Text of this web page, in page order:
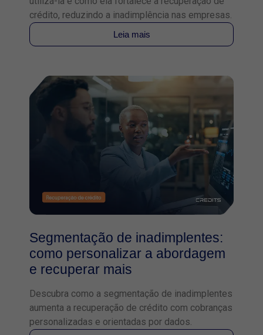
crédito, reduzindo a inadimplência nas empresas.
Leia mais
Segmentação de inadimplentes:
como personalizar a abordagem
e recuperar mais
Descubra como a segmentação de inadimplentes
aumenta a recuperação de crédito com cobranças
personalizadas e orientadas por dados.